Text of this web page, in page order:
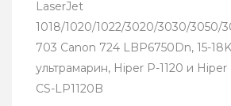
LaserJet
1018/1020/1022/3020/3030/3050/
703 Canon 724 LBP6750Dn, 15-
ультрамарин, Hiper P-1120 и
CS-LP1120B